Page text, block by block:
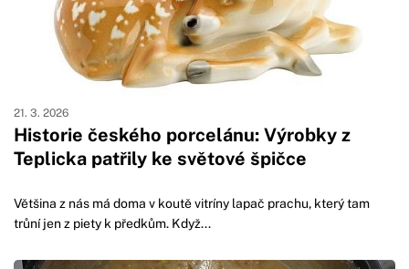
Historie českého porcelánu: Výrobky z
Teplicka patřily ke světové špičce
21. 3. 2026
Většina z nás má doma v koutě vitríny lapač prachu, který tam
trůní jen z piety k předkům. Když...